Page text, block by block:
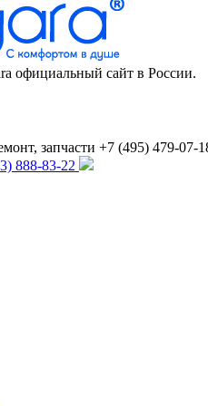
официальный сайт в России.
запчасти +7 (495) 479-07-
888-83-22